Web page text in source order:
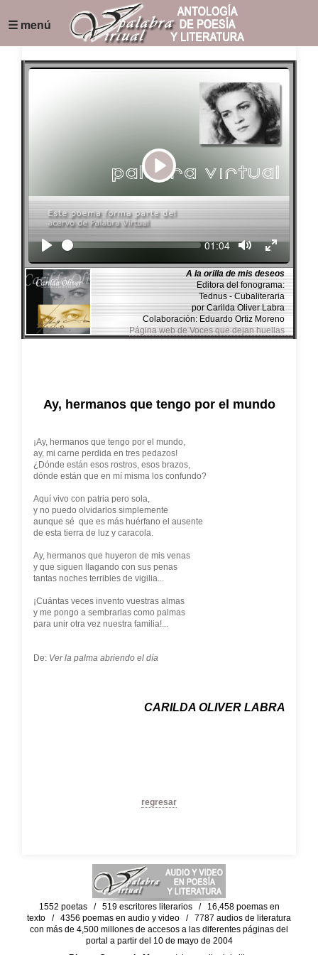
☰ menú
Play
Seek Current
01:04
A la orilla de mis deseos
Editora del fonograma:
Tednus - Cubaliteraria
por Carilda Oliver Labra
Colaboración: Eduardo Ortiz Moreno
Página web de Voces que dejan huellas
Ay, hermanos que tengo por el mundo
¡Ay, hermanos que tengo por el mundo,
ay, mi carne perdida en tres pedazos!
¿Dónde están esos rostros, esos brazos,
dónde están que en mí misma los confundo?
Aquí vivo con patria pero sola,
y no puedo olvidarlos simplemente
aunque sé que es más huérfano el ausente
de esta tierra de luz y caracola.
Ay, hermanos que huyeron de mis venas
y que siguen llagando con sus penas
tantas noches terribles de vigilia...
¡Cuántas veces invento vuestras almas
y me pongo a sembrarlas como palmas
para unir otra vez nuestra familia!...
De: Ver la palma abriendo el día
CARILDA OLIVER LABRA
regresar
1552 poetas / 519 escritores literarios / 16,458 poemas en
texto / 4356 poemas en audio y video / 7787 audios de literatura
con más de 4,500 millones de accesos a las diferentes páginas del
portal a partir del 10 de mayo de 2004